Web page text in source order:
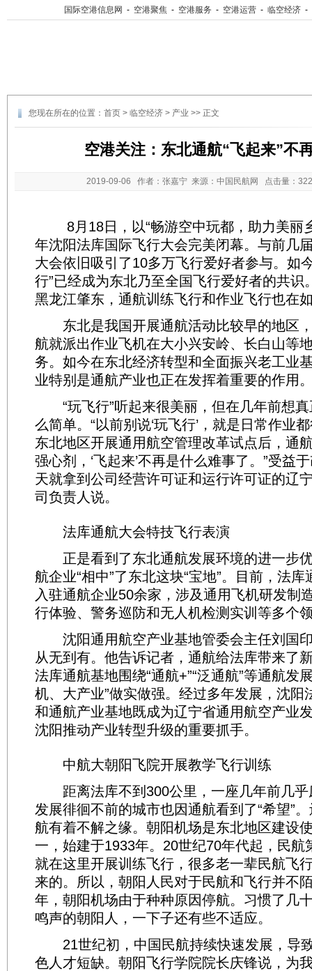
国际空港信息网 - 空港聚焦 - 空港服务 - 空港运营 - 临空经济 -
您现在所在的位置： 首页 > 临空经济 > 产业 >> 正文
空港关注：东北通航“飞起来”不
2019-09-06 作者：张嘉宁 来源：中国民航网 点击量：
8月18日，以“畅游空中玩都，助力美丽
年沈阳法库国际飞行大会完美闭幕。与前几
大会依旧吸引了10多万飞行爱好者参与。如
行”已经成为东北乃至全国飞行爱好者的共识
黑龙江肇东，通航训练飞行和作业飞行也在
东北是我国开展通航活动比较早的地区
航就派出作业飞机在大小兴安岭、长白山等
务。如今在东北经济转型和全面振兴老工业
业特别是通航产业也正在发挥着重要的作用
“玩飞行”听起来很美丽，但在几年前想真
么简单。“以前别说‘玩飞行’，就是日常作业
东北地区开展通用航空管理改革试点后，通
强心剂，‘飞起来’不再是什么难事了。”受益
天就拿到公司经营许可证和运行许可证的辽
司负责人说。
法库通航大会特技飞行表演
正是看到了东北通航发展环境的进一步
航企业“相中”了东北这块“宝地”。目前，法
入驻通航企业50余家，涉及通用飞机研发制
行体验、警务巡防和无人机检测实训等多个
沈阳通用航空产业基地管委会主任刘国
从无到有。他告诉记者，通航给法库带来了
法库通航基地围绕“通航+”“泛通航”等通航发
机、大产业”做实做强。经过多年发展，沈阳
和通航产业基地既成为辽宁省通用航空产业
沈阳推动产业转型升级的重要抓手。
中航大朝阳飞院开展教学飞行训练
距离法库不到300公里，一座几年前几乎
发展徘徊不前的城市也因通航看到了“希望”
航有着不解之缘。朝阳机场是东北地区建设
一，始建于1933年。20世纪70年代起，民航
就在这里开展训练飞行，很多老一辈民航飞
来的。所以，朝阳人民对于民航和飞行并不
年，朝阳机场由于种种原因停航。习惯了几
鸣声的朝阳人，一下子还有些不适应。
21世纪初，中国民航持续快速发展，导
色人才短缺。朝阳飞行学院院长庆锋说，为